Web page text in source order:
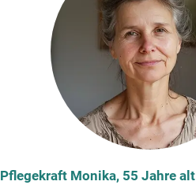
Pflegekraft Monika, 55 Jahre alt